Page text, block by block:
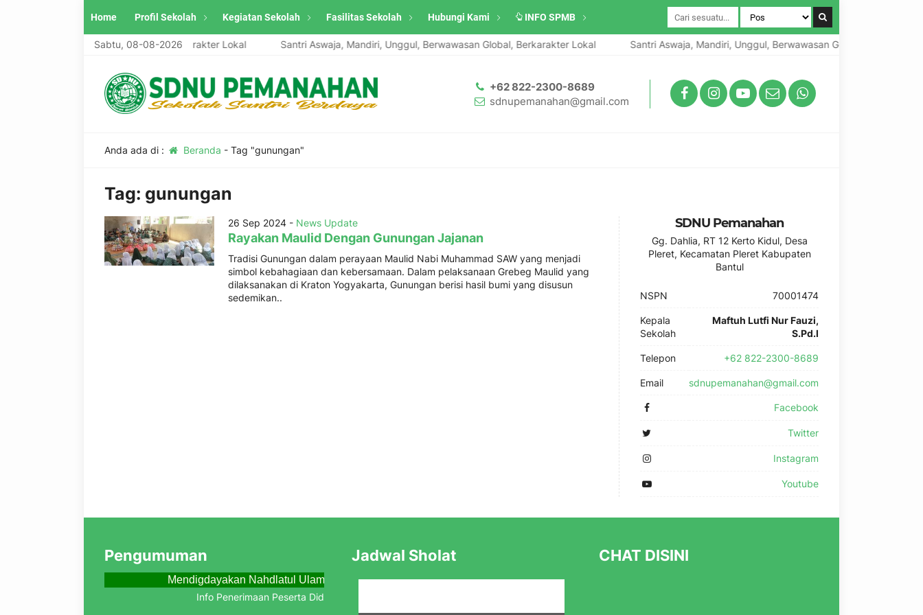
Home Profil Sekolah Kegiatan Sekolah Fasilitas Sekolah Hubungi Kami INFO SPMB
Sabtu, 08-08-2026
Unggul, Berwawasan Global, Berkarakter Lokal Santri Aswaja, Mandiri, Unggul, Berwawasan Global, Berkarakter Lokal Santri Aswaja, Mandiri, Unggul, Berwawasan Global, Berkarakter
+62 822-2300-8689
sdnupemanahan@gmail.com
Anda ada di : Beranda - Tag "gunungan"
Tag: gunungan
26 Sep 2024 - News Update
Rayakan Maulid Dengan Gunungan Jajanan
Tradisi Gunungan dalam perayaan Maulid Nabi Muhammad SAW yang menjadi
simbol kebahagiaan dan kebersamaan. Dalam pelaksanaan Grebeg Maulid yang
dilaksanakan di Kraton Yogyakarta, Gunungan berisi hasil bumi yang disusun
sedemikan..
SDNU Pemanahan
Gg. Dahlia, RT 12 Kerto Kidul, Desa
Pleret, Kecamatan Pleret Kabupaten
Bantul
NSPN 70001474
Kepala
Sekolah
Maftuh Lutfi Nur Fauzi,
S.Pd.I
Telepon +62 822-2300-8689
Email sdnupemanahan@gmail.com
Facebook
Twitter
Instagram
Youtube
Pengumuman
Mendigdayakan Nahdlatul Ulama Menjemput Abad Kedua Menuju Kebangkitan Baru
Info Penerimaan Peserta Didik Baru Tahun Pelajaran 2025/2026
Jadwal Sholat CHAT DISINI